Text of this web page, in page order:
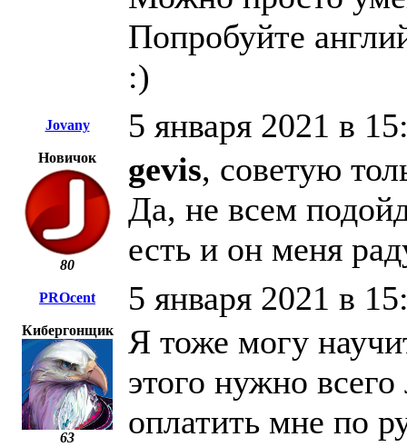
Попробуйте
:)
Jovany 5 января 2021 в
Новичок
80
gevis, советую
Да, не всем
есть и он меня
PROcent 5 января 2021 в
Кибергонщик
63
Я тоже могу
этого нужно
оплатить мне по